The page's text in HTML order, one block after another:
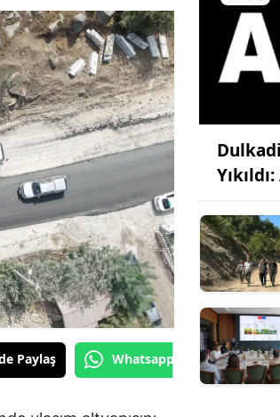
Paylaş Whatsapp'tan Gönder